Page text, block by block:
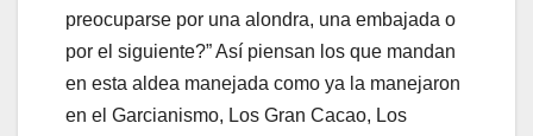
preocuparse por una alondra, una embajada o
por el siguiente?” Así piensan los que mandan
en esta aldea manejada como ya la manejaron
en el Garcianismo, Los Gran Cacao, Los